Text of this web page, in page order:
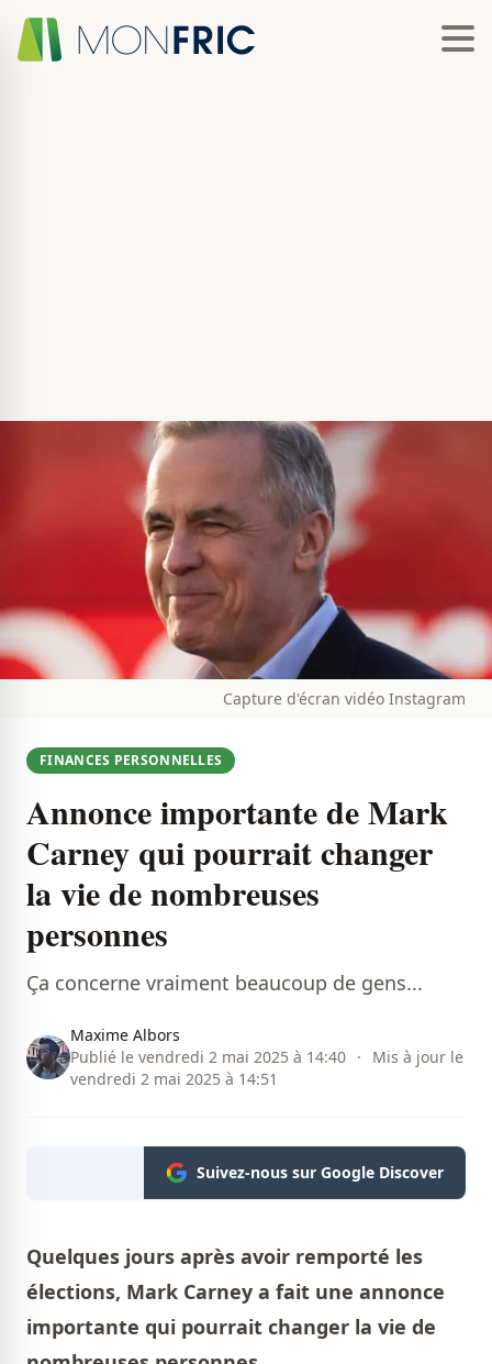
Capture d'écran vidéo Instagram
FINANCES PERSONNELLES
Annonce importante de Mark
Carney qui pourrait changer
la vie de nombreuses
personnes
Ça concerne vraiment beaucoup de gens...
Maxime Albors
Publié le vendredi 2 mai 2025 à 14:40 ·
Mis à jour le
vendredi 2 mai 2025 à 14:51
Suivez-nous sur Google Discover
Quelques jours après avoir remporté les
élections, Mark Carney a fait une annonce
importante qui pourrait changer la vie de